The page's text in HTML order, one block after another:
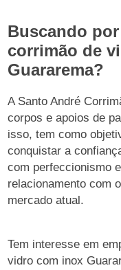
Buscando
corrimão de
Guararema?
A Santo André
corpos e apoios de
isso, tem como
conquistar a
com perfeccionismo
relacionamento com
mercado atual.
Tem interesse em
vidro com inox